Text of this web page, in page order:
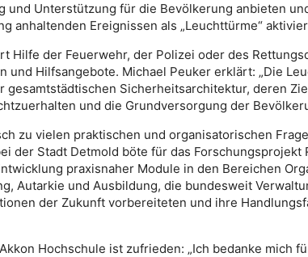
und Unterstützung für die Bevölkerung anbieten
anhaltenden Ereignissen als „Leuchttürme“
Hilfe der Feuerwehr, der Polizei oder des
und Hilfsangebote. Michael Peuker erklärt: „Die
gesamtstädtischen Sicherheitsarchitektur, deren
und die Grundversorgung der
zu vielen praktischen und organisatorischen
der Stadt Detmold böte für das Forschungsprojekt
praxisnaher Module in den Bereichen
Autarkie und Ausbildung, die bundesweit
der Zukunft vorbereiteten und ihre
Hochschule ist zufrieden: „Ich bedanke mich